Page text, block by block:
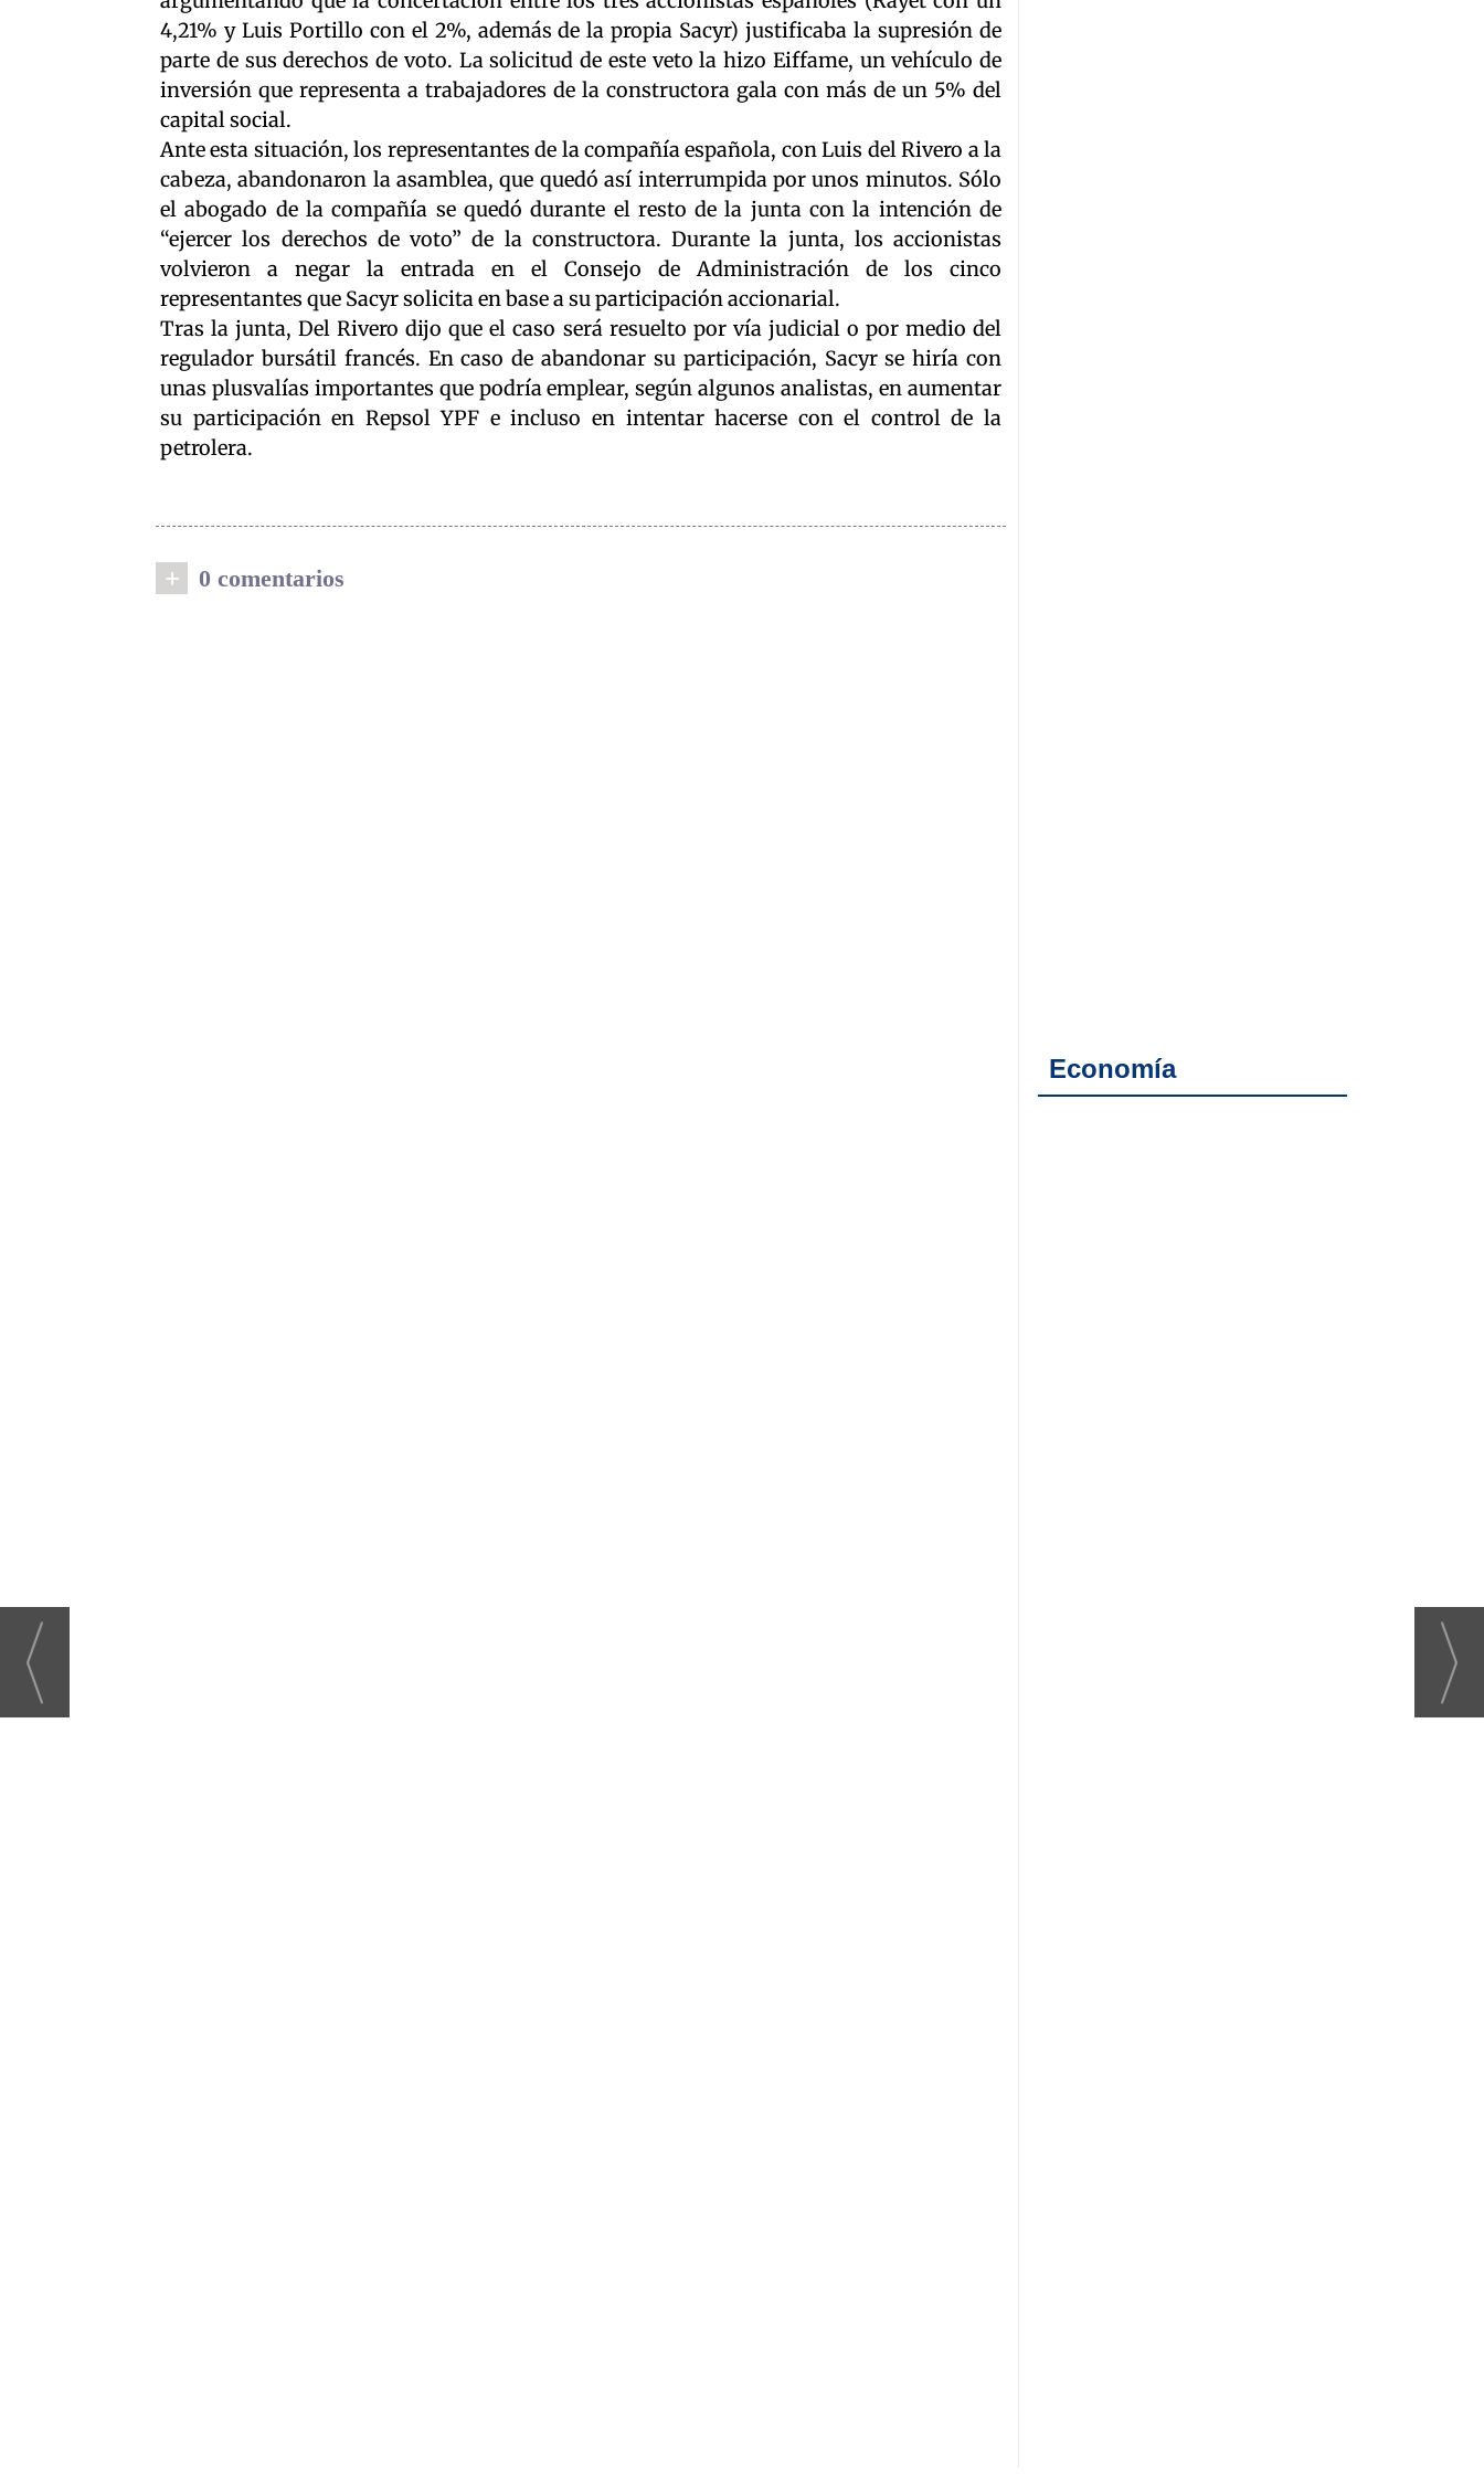
4,21% y Luis Portillo con el 2%, además de la propia Sacyr) justificaba la supresión de
parte de sus derechos de voto. La solicitud de este veto la hizo Eiffame, un vehículo de
inversión que representa a trabajadores de la constructora gala con más de un 5% del
capital social.
Ante esta situación, los representantes de la compañía española, con Luis del Rivero a la
cabeza, abandonaron la asamblea, que quedó así interrumpida por unos minutos. Sólo
el abogado de la compañía se quedó durante el resto de la junta con la intención de
“ejercer los derechos de voto” de la constructora. Durante la junta, los accionistas
volvieron a negar la entrada en el Consejo de Administración de los cinco
representantes que Sacyr solicita en base a su participación accionarial.
Tras la junta, Del Rivero dijo que el caso será resuelto por vía judicial o por medio del
regulador bursátil francés. En caso de abandonar su participación, Sacyr se hiría con
unas plusvalías importantes que podría emplear, según algunos analistas, en aumentar
su participación en Repsol YPF e incluso en intentar hacerse con el control de la
petrolera.
+ 0 comentarios
Economía